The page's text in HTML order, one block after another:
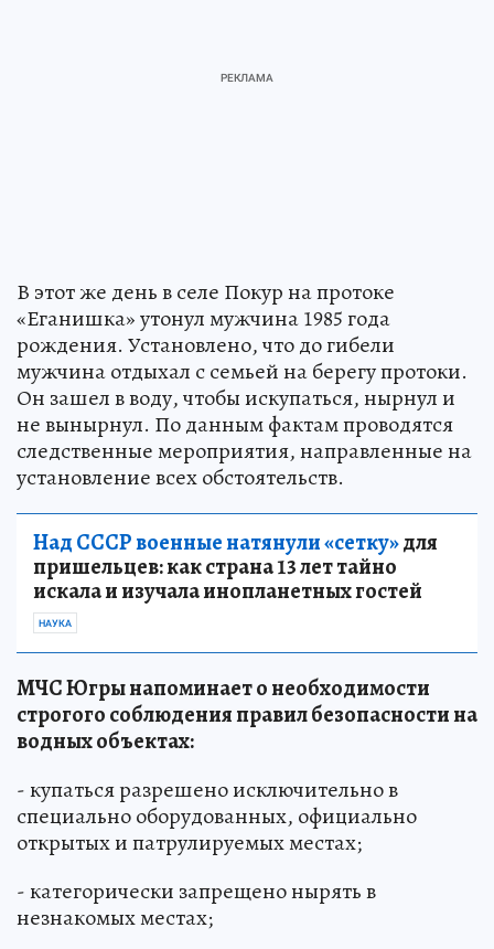
В этот же день в селе Покур на протоке
«Еганишка» утонул мужчина 1985 года
рождения. Установлено, что до гибели
мужчина отдыхал с семьей на берегу протоки.
Он зашел в воду, чтобы искупаться, нырнул и
не вынырнул. По данным фактам проводятся
следственные мероприятия, направленные на
установление всех обстоятельств.
Над СССР военные натянули «сетку»для
пришельцев: как страна 13 лет тайно
искала и изучала инопланетных гостей
НАУКА
МЧС Югры напоминает о необходимости
строгого соблюдения правил безопасности на
водных объектах:
- купаться разрешено исключительно в
специально оборудованных, официально
открытых и патрулируемых местах;
- категорически запрещено нырять в
незнакомых местах;